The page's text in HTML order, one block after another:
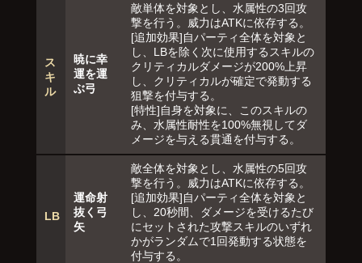
ス
キ
ル
暁に幸
運を運
ぶ弓
敵単体を対象とし、水属性の3回攻
撃を行う。威力はATKに依存する。
[追加効果]自パーティ全体を対象と
し、LBを除く次に使用するスキルの
クリティカルダメージが200%上昇
し、クリティカルが確定で発動する
狙撃を付与する。
[特性]自身を対象に、このスキルの
み、水属性耐性を100%無視してダ
メージを与える貫通を付与する。
LB
運命射
抜く弓
矢
敵全体を対象とし、水属性の5回攻
撃を行う。威力はATKに依存する。
[追加効果]自パーティ全体を対象と
し、20秒間、ダメージを受けるたび
にセットされた攻撃スキルのいずれ
かがランダムで1回発動する状態を
付与する。